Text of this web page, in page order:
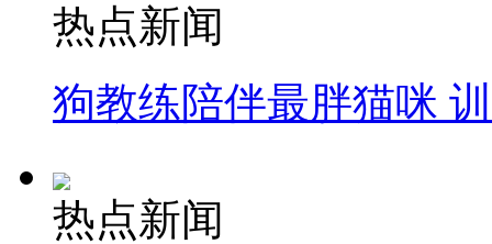
热点新闻
狗教练陪伴最胖猫咪
热点新闻